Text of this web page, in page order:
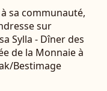
sa communauté,
sur
Sylla - Dîner des
de la Monnaie à
Bestimage